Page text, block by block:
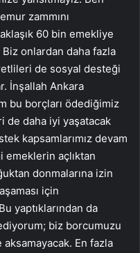
zammını
60 bin emekliye
Biz onlardan daha fazla
de sosyal desteği
İnşallah Ankara
bu borçları ödediğimiz
de daha iyi yaşatacak
kapsamlarımız devam
açlıktan
donmalarına izin
için
yaptıklarından da
biz borcumuzu
En fazla